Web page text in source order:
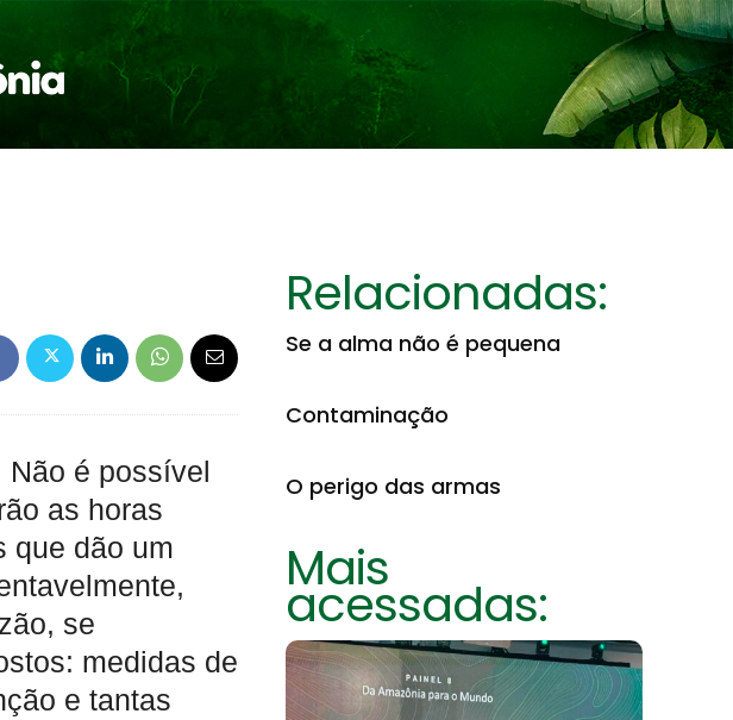
é possível
as horas
que dão um
se
medidas de
e tantas
Relacionadas:
Se a alma não é pequena
Contaminação
O perigo das armas
Mais
acessadas: